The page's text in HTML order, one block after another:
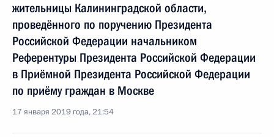
жительницы Калининградской области,
проведённого по поручению Президента
Российской Федерации начальником
Референтуры Президента Российской Федерации
в Приёмной Президента Российской Федерации
по приёму граждан в Москве
17 января 2019 года, 21:54